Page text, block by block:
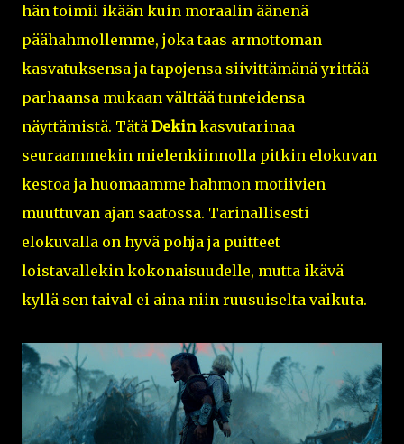
hän toimii ikään kuin moraalin äänenä
päähahmollemme, joka taas armottoman
kasvatuksensa ja tapojensa siivittämänä yrittää
parhaansa mukaan välttää tunteidensa
näyttämistä. Tätä Dekinkasvutarinaa
seuraammekin mielenkiinnolla pitkin elokuvan
kestoa ja huomaamme hahmon motiivien
muuttuvan ajan saatossa. Tarinallisesti
elokuvalla on hyvä pohja ja puitteet
loistavallekin kokonaisuudelle, mutta ikävä
kyllä sen taival ei aina niin ruusuiselta vaikuta.